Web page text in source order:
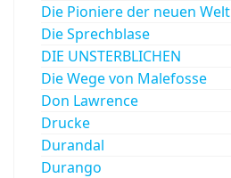
Die Pioniere der neuen Welt
Die Sprechblase
DIE UNSTERBLICHEN
Die Wege von Malefosse
Don Lawrence
Drucke
Durandal
Durango